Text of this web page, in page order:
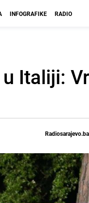
INFOGRAFIKE RADIO
Italiji:
Radiosarajevo.ba